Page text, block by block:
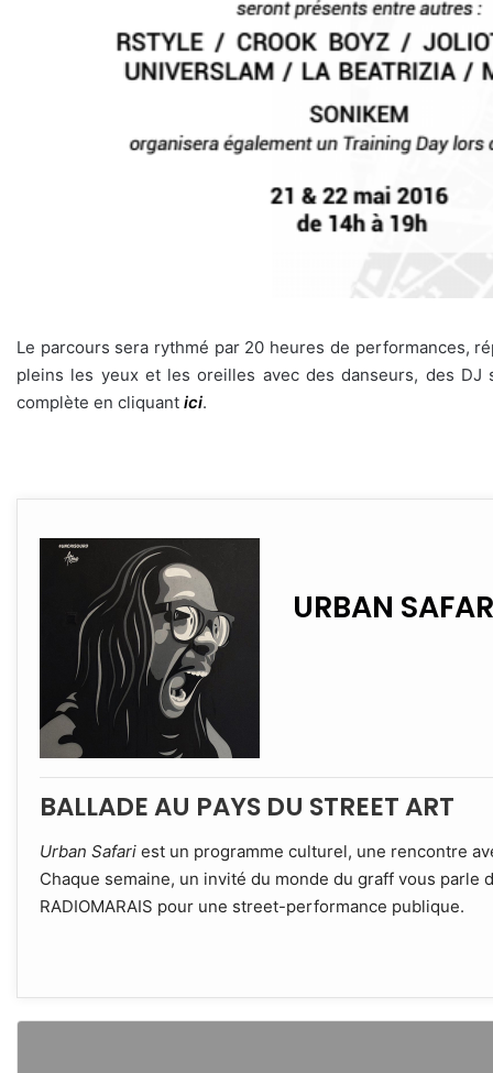
Le parcours sera rythmé par 20 heures de performances,
pleins les yeux et les oreilles avec des danseurs, des
complète en cliquant ici.
URBAN
BALLADE AU PAYS DU STREET ART
Urban Safari est un programme culturel, une rencontre
Chaque semaine, un invité du monde du graff vous
RADIOMARAIS pour une street-performance publique.